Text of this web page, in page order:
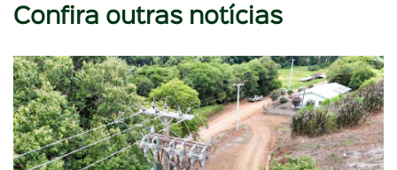
Confira outras notícias